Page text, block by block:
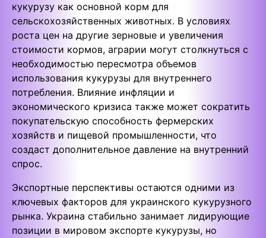
кукурузу как основной корм для
сельскохозяйственных животных. В условиях
роста цен на другие зерновые и увеличения
стоимости кормов, аграрии могут столкнуться с
необходимостью пересмотра объемов
использования кукурузы для внутреннего
потребления. Влияние инфляции и
экономического кризиса также может сократить
покупательскую способность фермерских
хозяйств и пищевой промышленности, что
создаст дополнительное давление на внутренний
спрос.
Экспортные перспективы остаются одними из
ключевых факторов для украинского кукурузного
рынка. Украина стабильно занимает лидирующие
позиции в мировом экспорте кукурузы, но